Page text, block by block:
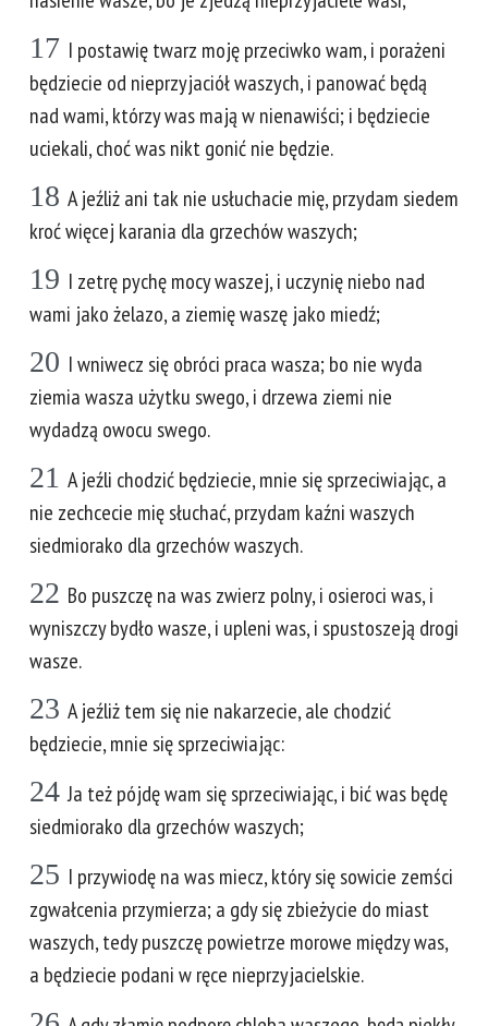
17 I postawię twarz moję przeciwko wam, i porażeni
będziecie od nieprzyjaciół waszych, i panować będą
nad wami, którzy was mają w nienawiści; i będziecie
uciekali, choć was nikt gonić nie będzie.
18 A jeźliż ani tak nie usłuchacie mię, przydam siedem
kroć więcej karania dla grzechów waszych;
19 I zetrę pychę mocy waszej, i uczynię niebo nad
wami jako żelazo, a ziemię waszę jako miedź;
20 I wniwecz się obróci praca wasza; bo nie wyda
ziemia wasza użytku swego, i drzewa ziemi nie
wydadzą owocu swego.
21 A jeźli chodzić będziecie, mnie się sprzeciwiając, a
nie zechcecie mię słuchać, przydam kaźni waszych
siedmiorako dla grzechów waszych.
22 Bo puszczę na was zwierz polny, i osieroci was, i
wyniszczy bydło wasze, i upleni was, i spustoszeją drogi
wasze.
23 A jeźliż tem się nie nakarzecie, ale chodzić
będziecie, mnie się sprzeciwiając:
24 Ja też pójdę wam się sprzeciwiając, i bić was będę
siedmiorako dla grzechów waszych;
25 I przywiodę na was miecz, który się sowicie zemści
zgwałcenia przymierza; a gdy się zbieżycie do miast
waszych, tedy puszczę powietrze morowe między was,
a będziecie podani w ręce nieprzyjacielskie.